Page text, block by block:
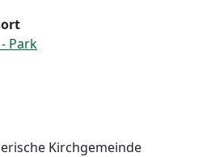
Park
Kirchgemeinde